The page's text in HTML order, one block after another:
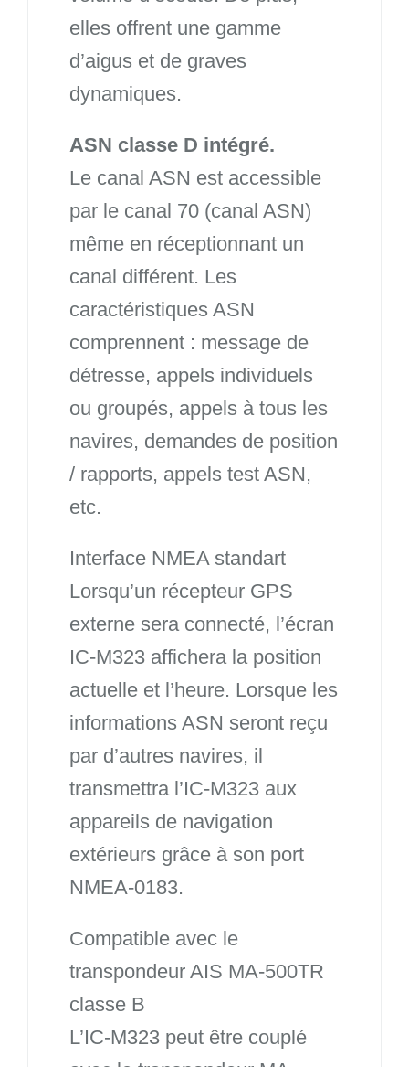
elles offrent une gamme
d’aigus et de graves
dynamiques.
ASN classe D intégré.
Le canal ASN est accessible
par le canal 70 (canal ASN)
même en réceptionnant un
canal différent. Les
caractéristiques ASN
comprennent : message de
détresse, appels individuels
ou groupés, appels à tous les
navires, demandes de position
/ rapports, appels test ASN,
etc.
Interface NMEA standart
Lorsqu’un récepteur GPS
externe sera connecté, l’écran
IC-M323 affichera la position
actuelle et l’heure. Lorsque les
informations ASN seront reçu
par d’autres navires, il
transmettra l’IC-M323 aux
appareils de navigation
extérieurs grâce à son port
NMEA-0183.
Compatible avec le
transpondeur AIS MA-500TR
classe B
L’IC-M323 peut être couplé